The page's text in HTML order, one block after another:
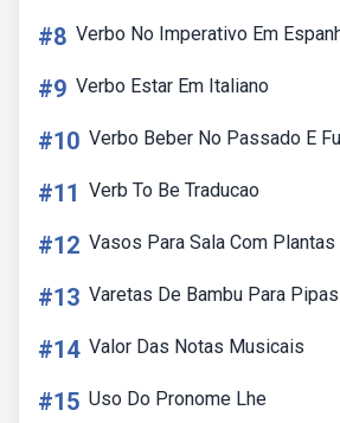
#8 Verbo No Imperativo Em
#9 Verbo Estar Em Italiano
#10 Verbo Beber No Passado E
#11 Verb To Be Traducao
#12 Vasos Para Sala Com Plantas
#13 Varetas De Bambu Para Pipas
#14 Valor Das Notas Musicais
#15 Uso Do Pronome Lhe